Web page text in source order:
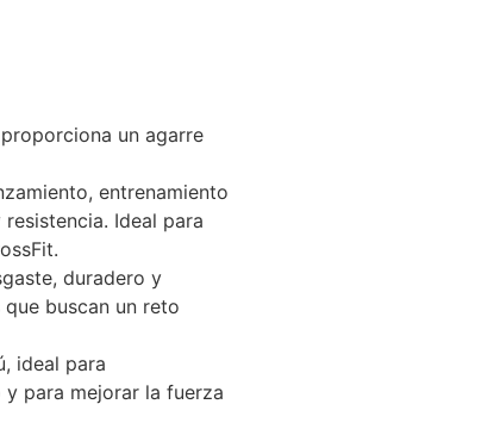
un agarre
entrenamiento
Ideal para
duradero y
buscan un reto
ideal para
para mejorar la fuerza